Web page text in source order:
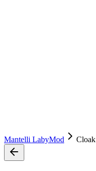
Mantelli LabyMod Cloak